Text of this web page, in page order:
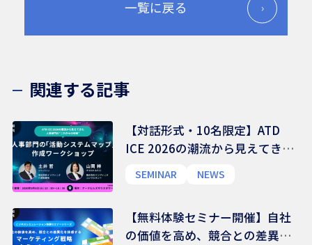
一覧に戻る
関連する記事
【対話形式・10名限定】ATD
ICE 2026の潮流から見えてきた
SEMINAR NEWS
【無料体験セミナー開催】自社
の価値を高め、競合との差異化